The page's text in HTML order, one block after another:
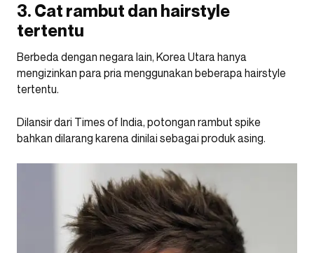
3. Cat rambut dan hairstyle
tertentu
Berbeda dengan negara lain, Korea Utara hanya
mengizinkan para pria menggunakan beberapa hairstyle
tertentu.
Dilansir dari Times of India, potongan rambut spike
bahkan dilarang karena dinilai sebagai produk asing.